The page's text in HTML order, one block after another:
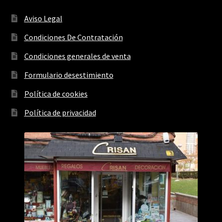
Aviso Legal
Condiciones De Contratación
Condiciones generales de venta
Formulario desestimiento
Política de cookies
Política de privacidad